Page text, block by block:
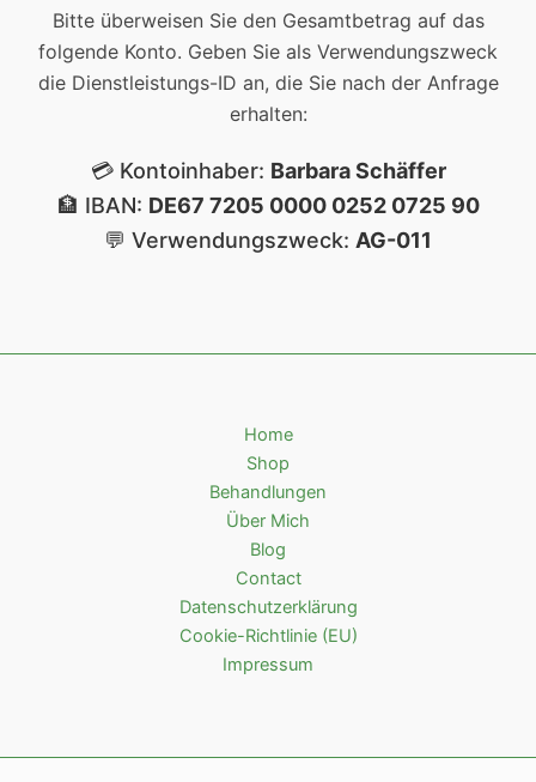
Bitte überweisen Sie den Gesamtbetrag auf das
folgende Konto. Geben Sie als Verwendungszweck
die Dienstleistungs-ID an, die Sie nach der Anfrage
erhalten:
💳 Kontoinhaber: Barbara Schäffer
🏦 IBAN: DE67 7205 0000 0252 0725 90
💬 Verwendungszweck: AG-011
Home
Shop
Behandlungen
Über Mich
Blog
Contact
Datenschutzerklärung
Cookie-Richtlinie (EU)
Impressum